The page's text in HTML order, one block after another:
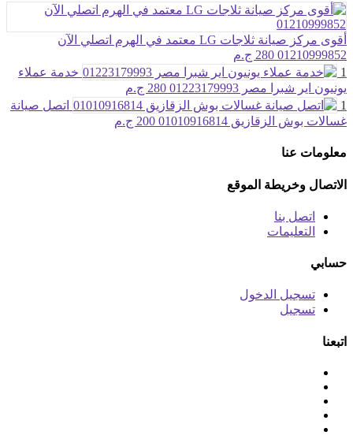
أقوى مركز صيانة ثلاجات LG معتمد في الهرم اتصلي الآن
01210999852 280 ج.م
1
خدمة عملاء
يونيون اير شبرا مصر 01223179993
280 ج.م
1
اتصل صيانة
غسالات بوش الزقازيق 01010916814
200 ج.م
معلومات عنا
الاتصال وخريطة الموقع
اتصل بنا
التعليمات
حسابي
تسجيل الدخول
تسجيل
اتبعنا